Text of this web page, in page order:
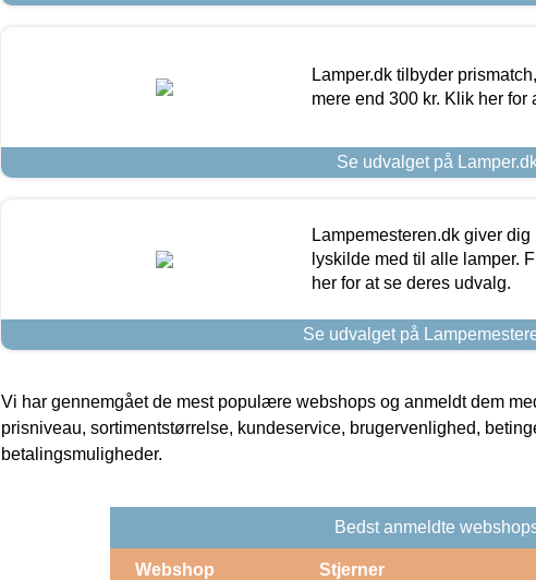
Lamper.dk tilbyder
mere end 300 kr. Klik her for
Se udvalget på
Lampemesteren.dk giver
lyskilde med til alle lamper.
her for at se deres udvalg.
Se udvalget på
Vi har gennemgået de mest populære webshops og anmeldt dem
prisniveau, sortimentstørrelse, kundeservice, brugervenlighed,
betalingsmuligheder.
Bedst anmeldte
Webshop Stjerner